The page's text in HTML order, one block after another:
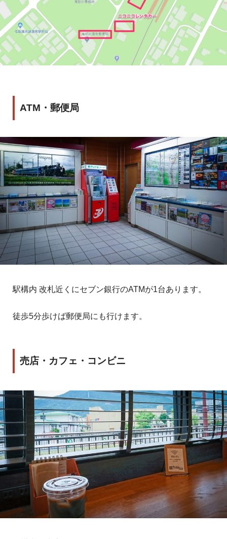
ATM・郵便局
駅構内 改札近くにセブン銀行のATMが1台あります。
徒歩5分歩けば郵便局にも行けます。
売店・カフェ・コンビニ